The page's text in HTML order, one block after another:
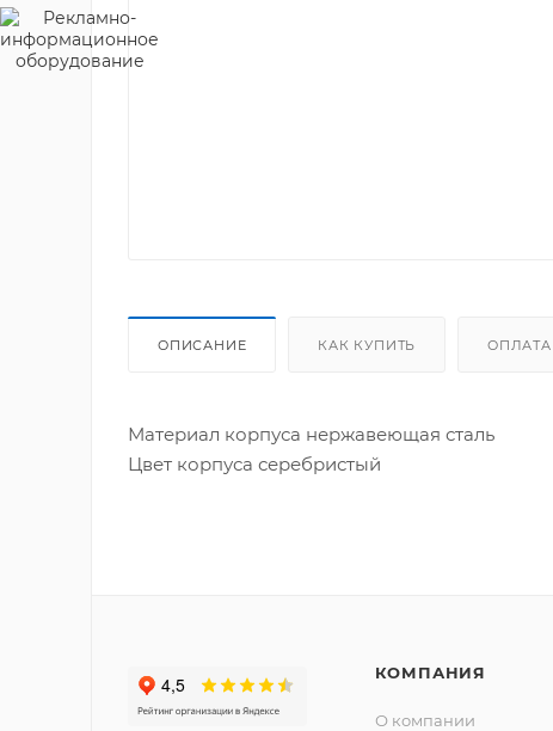
ОПИСАНИЕ КАК КУПИТЬ ОПЛАТА
Материал корпуса нержавеющая сталь
Цвет корпуса серебристый
КОМПАНИЯ
О компании